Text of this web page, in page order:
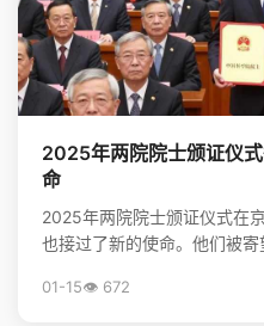
2025年两院院士颁证仪
命
2025年两院院士颁证仪式在
也接过了新的使命。他们被
01-15👁️ 672